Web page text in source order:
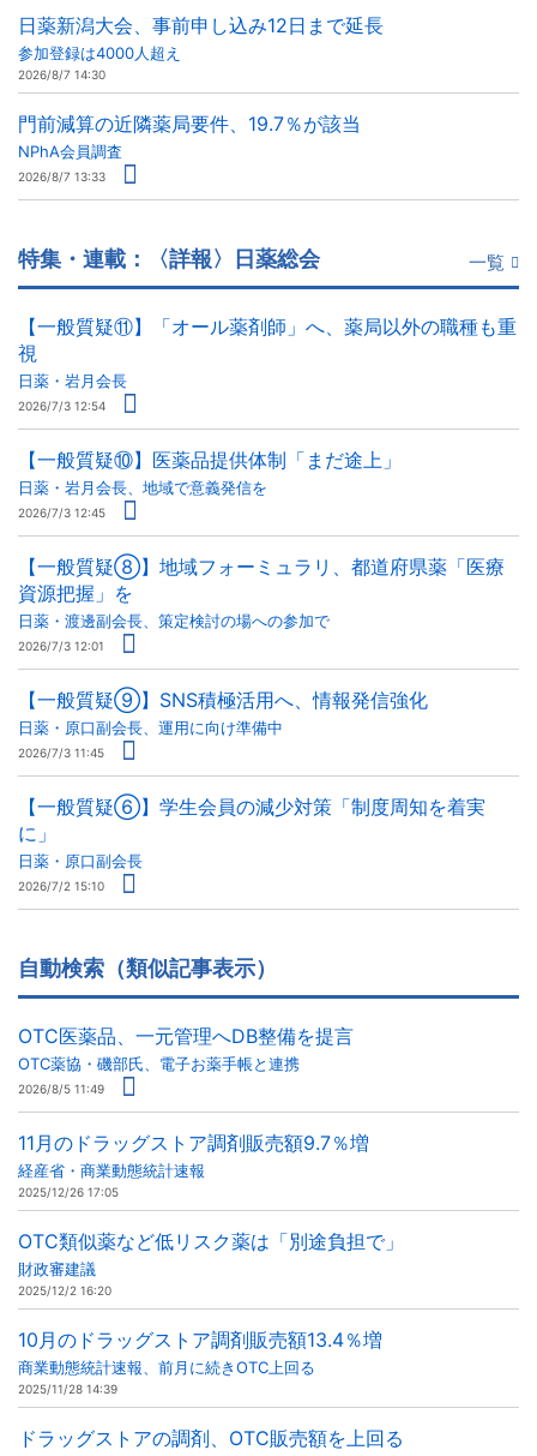
日薬新潟大会、事前申し込み12日まで延長
参加登録は4000人超え
2026/8/7 14:30
門前減算の近隣薬局要件、19.7％が該当
NPhA会員調査
2026/8/7 13:33
特集・連載：〈詳報〉日薬総会 一覧
【一般質疑⑪】「オール薬剤師」へ、薬局以外の職種も重
視
日薬・岩月会長
2026/7/3 12:54
【一般質疑⑩】医薬品提供体制「まだ途上」
日薬・岩月会長、地域で意義発信を
2026/7/3 12:45
【一般質疑⑧】地域フォーミュラリ、都道府県薬「医療
資源把握」を
日薬・渡邊副会長、策定検討の場への参加で
2026/7/3 12:01
【一般質疑⑨】SNS積極活用へ、情報発信強化
日薬・原口副会長、運用に向け準備中
2026/7/3 11:45
【一般質疑⑥】学生会員の減少対策「制度周知を着実
に」
日薬・原口副会長
2026/7/2 15:10
自動検索（類似記事表示）
OTC医薬品、一元管理へDB整備を提言
OTC薬協・磯部氏、電子お薬手帳と連携
2026/8/5 11:49
11月のドラッグストア調剤販売額9.7％増
経産省・商業動態統計速報
2025/12/26 17:05
OTC類似薬など低リスク薬は「別途負担で」
財政審建議
2025/12/2 16:20
10月のドラッグストア調剤販売額13.4％増
商業動態統計速報、前月に続きOTC上回る
2025/11/28 14:39
ドラッグストアの調剤、OTC販売額を上回る